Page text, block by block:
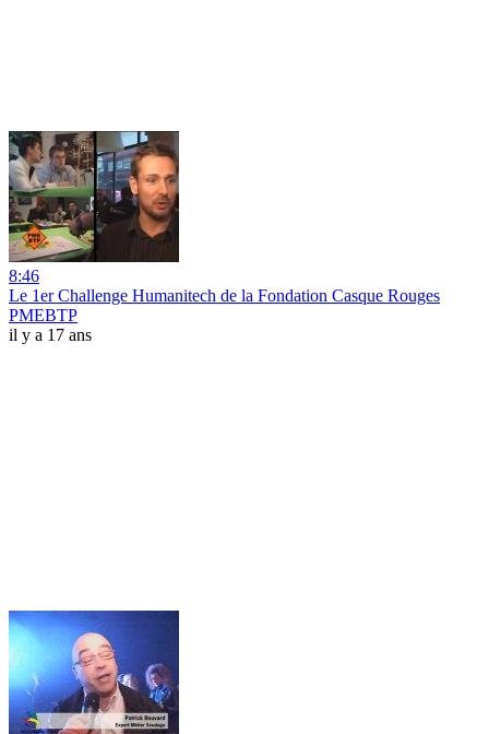
8:46
Le 1er Challenge Humanitech de la Fondation Casque Rouges
PMEBTP
il y a 17 ans